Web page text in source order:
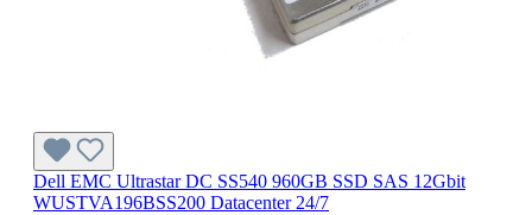
Dell EMC Ultrastar DC SS540 960GB SSD SAS 12Gbit
WUSTVA196BSS200 Datacenter 24/7